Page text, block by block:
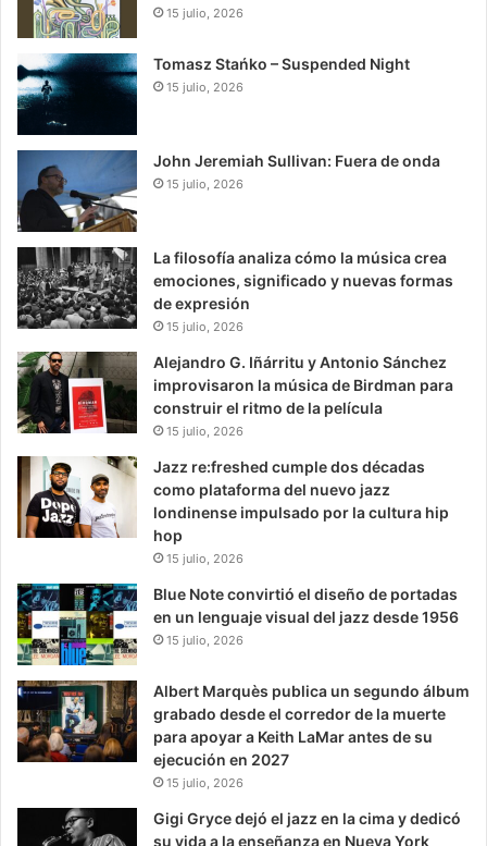
15 julio, 2026
Tomasz Stańko – Suspended Night
15 julio, 2026
John Jeremiah Sullivan: Fuera de onda
15 julio, 2026
La filosofía analiza cómo la música crea
emociones, significado y nuevas formas
de expresión
15 julio, 2026
Alejandro G. Iñárritu y Antonio Sánchez
improvisaron la música de Birdman para
construir el ritmo de la película
15 julio, 2026
Jazz re:freshed cumple dos décadas
como plataforma del nuevo jazz
londinense impulsado por la cultura hip
hop
15 julio, 2026
Blue Note convirtió el diseño de portadas
en un lenguaje visual del jazz desde 1956
15 julio, 2026
Albert Marquès publica un segundo álbum
grabado desde el corredor de la muerte
para apoyar a Keith LaMar antes de su
ejecución en 2027
15 julio, 2026
Gigi Gryce dejó el jazz en la cima y dedicó
su vida a la enseñanza en Nueva York